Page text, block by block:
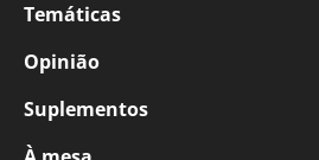
Temáticas
Opinião
Suplementos